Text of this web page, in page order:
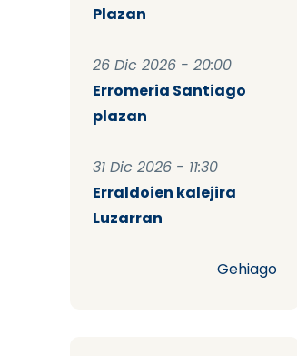
Plazan
26 Dic 2026 - 20:00
Erromeria Santiago
plazan
31 Dic 2026 - 11:30
Erraldoien kalejira
Luzarran
Gehiago